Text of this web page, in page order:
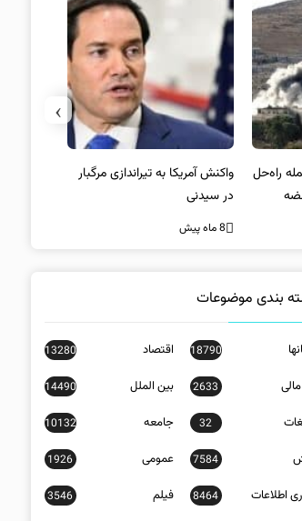
راه‌حل
واکنش آمریکا به تیراندازی مرگبار
در سیدنی
8 ماه پیش
›
بندی موضوعات
18790 اقتصاد 13280
مالی 2633 بین الملل 14490
32 جامعه 10132
7584 عمومی 1926
اطلاعات 8464 فیلم 3546